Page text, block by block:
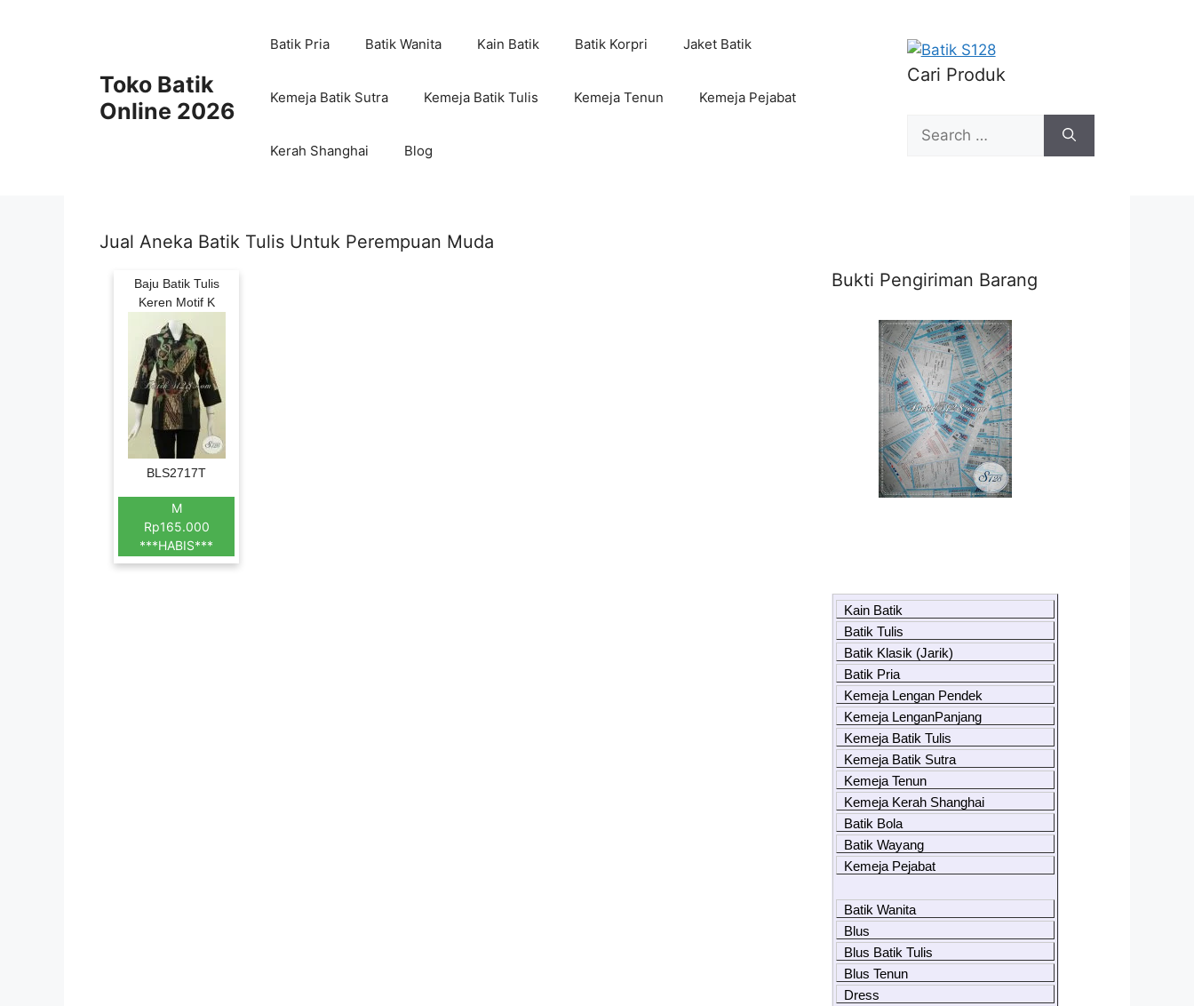
Toko Batik
Online 2026
Batik Pria Batik Wanita Kain Batik Batik Korpri Jaket Batik
Kemeja Batik Sutra Kemeja Batik Tulis Kemeja Tenun Kemeja Pejabat
Kerah Shanghai Blog
Cari Produk
Search
for:
Jual Aneka Batik Tulis Untuk Perempuan Muda
Baju Batik Tulis
Keren Motif K
BLS2717T
M
Rp165.000
***HABIS***
Bukti Pengiriman Barang
Kain Batik
Batik Tulis
Batik Klasik (Jarik)
Batik Pria
Kemeja Lengan Pendek
Kemeja LenganPanjang
Kemeja Batik Tulis
Kemeja Batik Sutra
Kemeja Tenun
Kemeja Kerah Shanghai
Batik Bola
Batik Wayang
Kemeja Pejabat
Batik Wanita
Blus
Blus Batik Tulis
Blus Tenun
Dress